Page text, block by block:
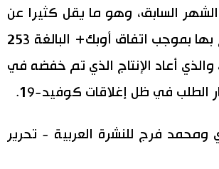
السابق، وهو ما يقل كثيرا عن
الزيادة المسموح بها بموجب اتفاق أوبك+ البالغة 253
والذي أعاد الإنتاج الذي تم خفضه في
ومحمد فرج للنشرة العربية - تحرير